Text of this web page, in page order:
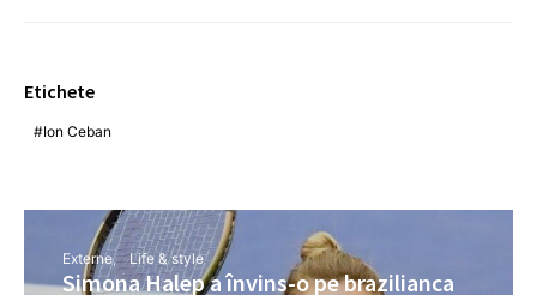
Etichete
Ion Ceban
Externe Life & style
Simona Halep a învins-o pe brazilianca